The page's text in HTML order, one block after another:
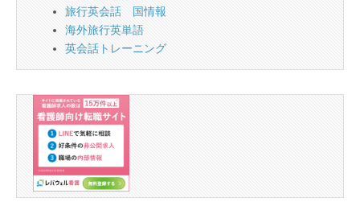
旅行英会話 国情報
海外旅行英単語
英会話トレーニング